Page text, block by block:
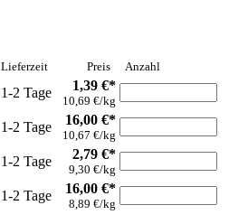
Lieferzeit Preis Anzahl
1-2 Tage 1,39 €*
10,69 €/kg
1-2 Tage 16,00 €*
10,67 €/kg
1-2 Tage 2,79 €*
9,30 €/kg
1-2 Tage 16,00 €*
8,89 €/kg